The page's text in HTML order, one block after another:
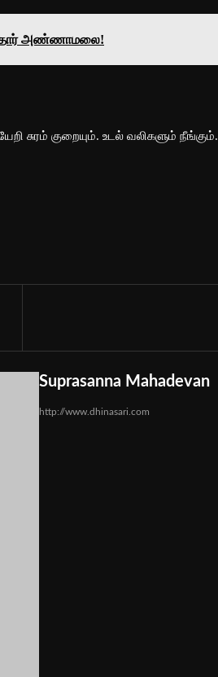
அண்ணாமலை!
சுரம் குறையும். உடல் வலிகளும் நீங்கும்.
Suprasanna Mahadevan
http://www.dhinasari.com